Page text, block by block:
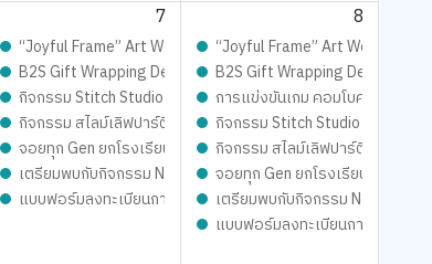
7 8
กับ เก่ง-น้ำปิง
ก เติมเต็มความสนุก จอยทุกเจน กับ เก่ง-น้ำปิง
ดีไซน์เฟรมการ์ด ชิ้นเดียวในโลก เติมเต็มความสนุก จอยทุกเจน กั
“Joyful Frame” Art Workshop ดีไซน์เฟรมการ์ด ชิ้นเดียวในโลก
“Joyful Frame” Art Workshop
มอบความสุข สนุกจอยทุกเจน
2026 LIVE Playful: ส่งมอบความสุข สนุกจอยทุกเจน
B2S Gift Wrapping Design contest 2026 LIVE Playful: ส่งม
B2S Gift Wrapping Design
PARTY By Elmer’s
รรผ้าผืนงาม ด้วยจักรเย็บผ้าคู่ใจ
กิจกรรม Stitch Studio - เสกสรรผ้าผืนงาม ด้วยจักรเย็บผ้าคู่ใจ
การแข่งขันเกม คอมโบคนปราสา
สุดมุ้งมิ้ง - Magical SLIME LOVE PARTY By Elmer’s
กิจกรรม สไลม์เลิฟปาร์ตี้ ปั้นสนุกสุดมุ้งมิ้ง - Magical SLIME LOVE
กิจกรรม Stitch Studio - เสกสร
จอยทุก Gen ยกโรงเรียน
กิจกรรม สไลม์เลิฟปาร์ตี้ ปั้นสนุกสุ
ะจำเดือน สิงหาคม 2569
Journey On Tour !!
เตรียมพบกับกิจกรรม New Trainer Journey On Tour !!
จอยทุก Gen ยกโรงเรียน
Siam Board Games Cafe ประจำเดือน สิงหาคม 2569
แบบฟอร์มลงทะเบียนการแข่งขัน Siam Board Games Cafe ประ
เตรียมพบกับกิจกรรม New
แบบฟอร์มลงทะเบียนการแข่งขัน